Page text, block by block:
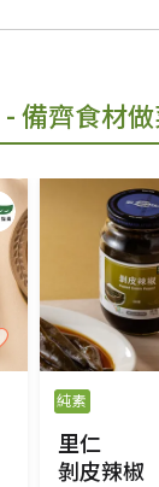
- 備齊食材
純素
里仁
剝皮辣椒